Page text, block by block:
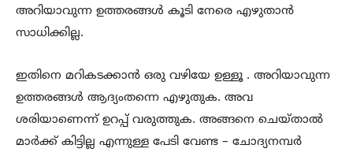
അറിയാവുന്ന ഉത്തരങ്ങൾ കൂടി നേരെ എഴുതാൻ
സാധിക്കില്ല.
ഇതിനെ മറികടക്കാൻ ഒരു വഴിയേ ഉള്ളൂ . അറിയാവുന്ന
ഉത്തരങ്ങൾ ആദ്യംതന്നെ എഴുതുക. അവ
ശരിയാണെന്ന് ഉറപ്പ് വരുത്തുക. അങ്ങനെ ചെയ്‌താൽ
മാർക്ക് കിട്ടില്ല എന്നുള്ള പേടി വേണ്ട – ചോദ്യനമ്പർ